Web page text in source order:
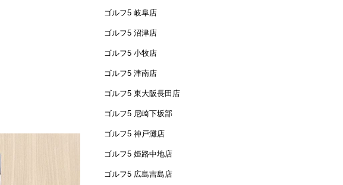
ゴルフ5 岐阜店
ゴルフ5 沼津店
ゴルフ5 小牧店
ゴルフ5 津南店
ゴルフ5 東大阪長田店
ゴルフ5 尼崎下坂部
ゴルフ5 神戸灘店
ゴルフ5 姫路中地店
ゴルフ5 広島吉島店